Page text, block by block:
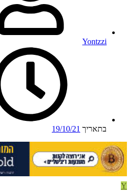
Yontzzi
בתאריך 19/10/21
Y